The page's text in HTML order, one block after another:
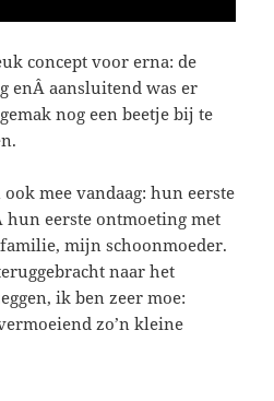
concept voor erna: de
enÂ aansluitend was er
nog een beetje bij te
mee vandaag: hun eerste
hun eerste ontmoeting met
mijn schoonmoeder.
naar het
ik ben zeer moe:
zo’n kleine